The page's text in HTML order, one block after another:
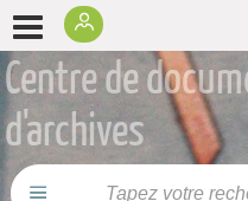
Centre de
d'archives